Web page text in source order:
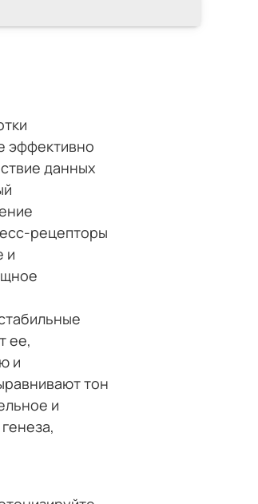
эффективно
данных
рецепторы
и
ее,
и
тон
и